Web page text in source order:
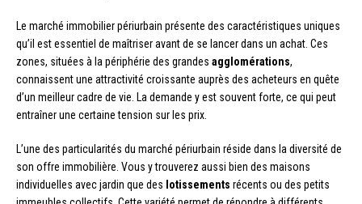
Le marché immobilier périurbain présente des caractéristiques uniques
qu’il est essentiel de maîtriser avant de se lancer dans un achat. Ces
zones, situées à la périphérie des grandes agglomérations,
connaissent une attractivité croissante auprès des acheteurs en quête
d’un meilleur cadre de vie. La demande y est souvent forte, ce qui peut
entraîner une certaine tension sur les prix.
L’une des particularités du marché périurbain réside dans la diversité de
son offre immobilière. Vous y trouverez aussi bien des maisons
individuelles avec jardin que des lotissements récents ou des petits